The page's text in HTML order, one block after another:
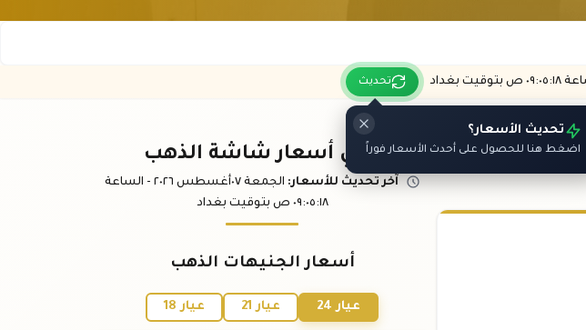
:١٨ ص بتوقيت بغداد تحديث
تحديث الأسعار؟
اضغط هنا للحصول على أحدث الأسعار فوراًباقي أسعار شاشة الذهب
آخر تحديث للأسعار: الجمعة ٠٧ أغسطس ٢٠٢٦ -
الساعة
٠٩:٠٥:١٨ ص بتوقيت بغداد
أسعار الجنيهات الذهب
عيار 24 عيار 21 عيار 18